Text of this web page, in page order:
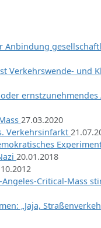
Anbindung
Verkehrswende- und
ernstzunehmendes
27.03.2020
Verkehrsinfarkt
20.01.2018
Critical-Mass
„Jaja,